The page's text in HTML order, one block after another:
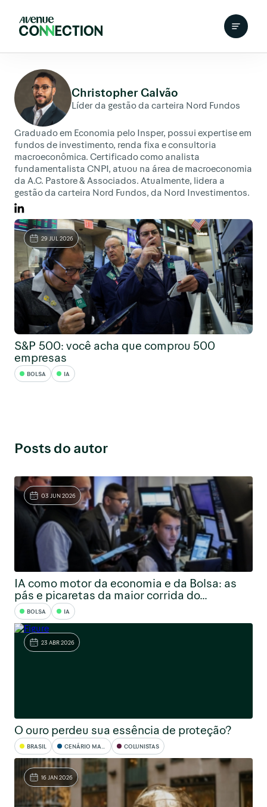
Christopher Galvão
Líder da gestão da carteira Nord Fundos
Graduado em Economia pelo Insper, possui expertise em
fundos de investimento, renda fixa e consultoria
macroeconômica. Certificado como analista
fundamentalista CNPI, atuou na área de macroeconomia
da A.C. Pastore & Associados. Atualmente, lidera a
gestão da carteira Nord Fundos, da Nord Investimentos.
29 JUL 2026
S&P 500: você acha que comprou 500
empresas
BOLSA IA
Posts do autor
03 JUN 2026
IA como motor da economia e da Bolsa: as
pás e picaretas da maior corrida do...
BOLSA IA
23 ABR 2026
O ouro perdeu sua essência de proteção?
BRASIL CENÁRIO MACRO COLUNISTAS
16 JAN 2026